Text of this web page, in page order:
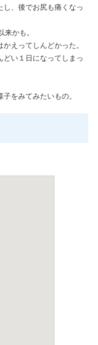
し、後でお尻も痛くなっ
かも。
えってしんどかった。
どい１日になってしまっ
をみてみたいもの。